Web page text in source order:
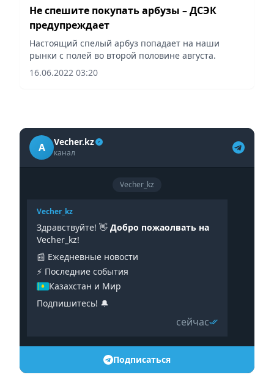
Не спешите покупать арбузы – ДСЭК
предупреждает
Настоящий спелый арбуз попадает на наши
рынки с полей во второй половине августа.
16.06.2022 03:20
A Vecher.kz
канал
Vecher_kz
Vecher_kz
Здравствуйте! 👋 Добро пожаолвать на
Vecher_kz!
📰 Ежедневные новости
⚡️ Последние события
Казахстан и Мир
Подпишитесь! 🔔
сейчас
Подписаться